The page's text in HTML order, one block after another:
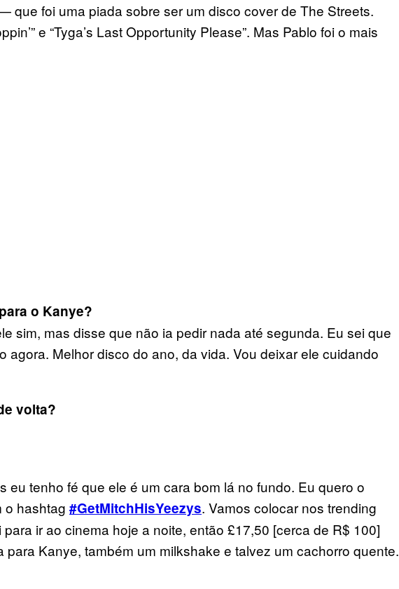
que foi uma piada sobre ser um disco cover de The Streets.
e “Tyga’s Last Opportunity Please”. Mas Pablo foi o mais
o Kanye?
sim, mas disse que não ia pedir nada até segunda. Eu sei que
agora. Melhor disco do ano, da vida. Vou deixar ele cuidando
volta?
eu tenho fé que ele é um cara bom lá no fundo. Eu quero o
o hashtag #GetMitchHisYeezys. Vamos colocar nos trending
ir ao cinema hoje a noite, então £17,50 [cerca de R$ 100]
para Kanye, também um milkshake e talvez um cachorro quente.